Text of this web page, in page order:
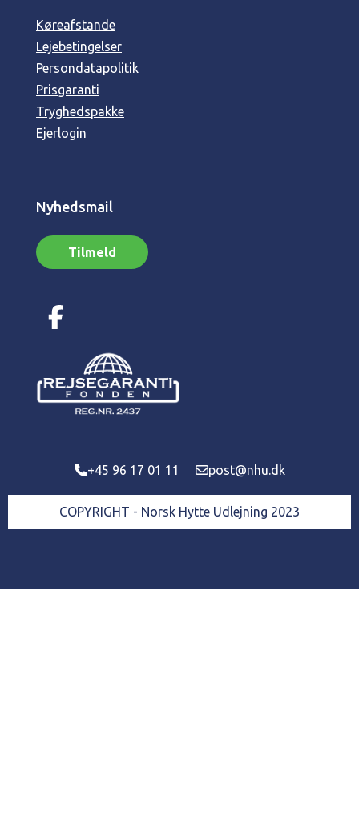
Køreafstande
Lejebetingelser
Persondatapolitik
Prisgaranti
Tryghedspakke
Ejerlogin
Nyhedsmail
Tilmeld
+45 96 17 01 11 post@nhu.dk
COPYRIGHT - Norsk Hytte Udlejning 2023